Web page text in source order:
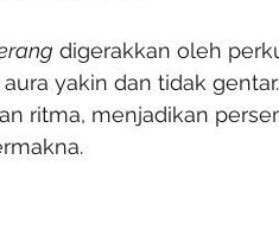
digerakkan oleh
yakin dan tidak
ritma, menjadikan